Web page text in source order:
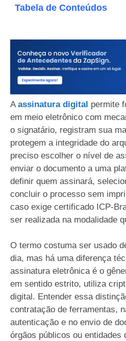
Tabela de Conteúdos
A assinatura digital permite
em meio eletrônico com
o signatário, registram sua
protegem a integridade do
preciso escolher o nível de
enviar o documento a uma
definir quem assinará,
concluir o processo sem
caso exige certificado ICP-
ser realizada na modalidade
O termo costuma ser usado
dia, mas há uma diferença
assinatura eletrônica é o
em sentido estrito, utiliza
digital. Entender essa
contratação de ferramentas,
autenticação e no envio de
órgãos públicos ou entidades